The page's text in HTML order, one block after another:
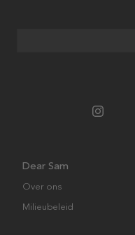
Dear Sam
Over ons
Milieubeleid